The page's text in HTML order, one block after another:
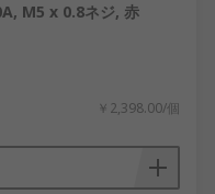
M5 x 0.8ネジ, 赤
￥2,398.00/個